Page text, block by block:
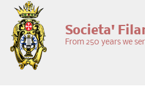
Skip to main content
Societa'
From 250 years we